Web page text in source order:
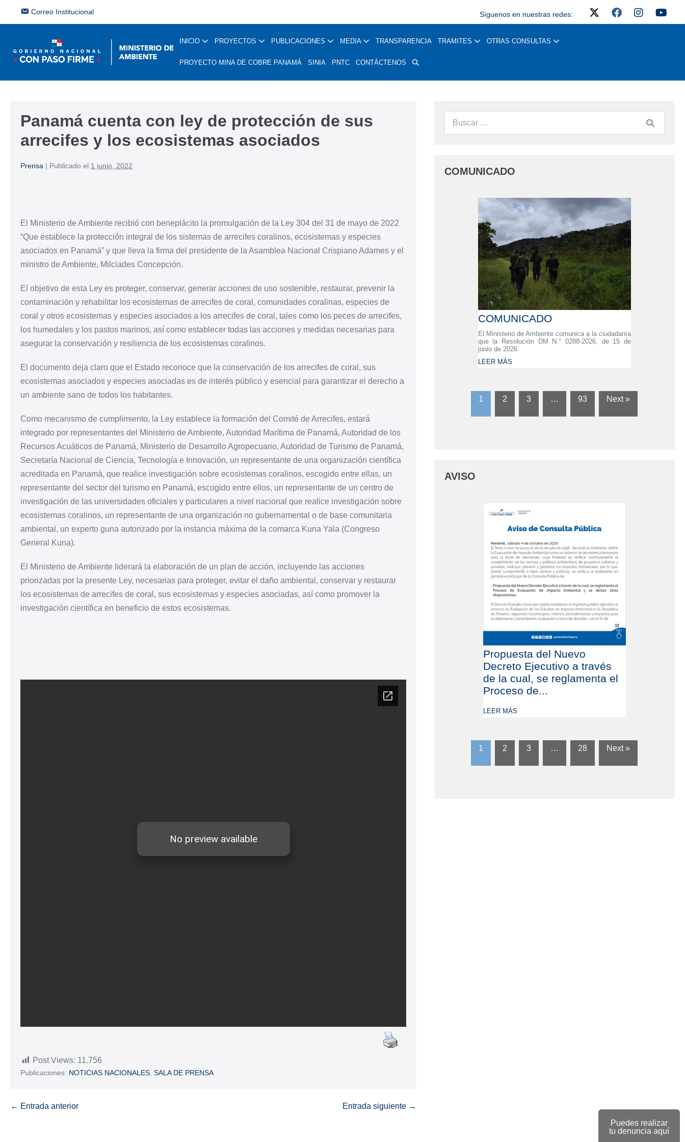
Puedes realizar
tu denuncia aquí
Correo Institucional Síguenos en nuestras redes:
INICIO PROYECTOS PUBLICACIONES MEDIA TRANSPARENCIA TRAMITES OTRAS CONSULTAS
PROYECTO MINA DE COBRE PANAMÁ SINIA PNTC CONTÁCTENOS
Panamá cuenta con ley de protección de sus
arrecifes y los ecosistemas asociados
Prensa | Publicado el 1 junio, 2022
El Ministerio de Ambiente recibió con beneplácito la promulgación de la Ley 304 del 31 de mayo de 2022
“Que establece la protección integral de los sistemas de arrecifes coralinos, ecosistemas y especies
asociados en Panamá” y que lleva la firma del presidente de la Asamblea Nacional Crispiano Adames y el
ministro de Ambiente, Milciades Concepción.
El objetivo de esta Ley es proteger, conservar, generar acciones de uso sostenible, restaurar, prevenir la
contaminación y rehabilitar los ecosistemas de arrecifes de coral, comunidades coralinas, especies de
coral y otros ecosistemas y especies asociados a los arrecifes de coral, tales como los peces de arrecifes,
los humedales y los pastos marinos, así como establecer todas las acciones y medidas necesarias para
asegurar la conservación y resiliencia de los ecosistemas coralinos.
El documento deja claro que el Estado reconoce que la conservación de los arrecifes de coral, sus
ecosistemas asociados y especies asociadas es de interés público y esencial para garantizar el derecho a
un ambiente sano de todos los habitantes.
Como mecanismo de cumplimiento, la Ley establece la formación del Comité de Arrecifes, estará
integrado por representantes del Ministerio de Ambiente, Autoridad Marítima de Panamá, Autoridad de los
Recursos Acuáticos de Panamá, Ministerio de Desarrollo Agropecuario, Autoridad de Turismo de Panamá,
Secretaría Nacional de Ciencia, Tecnología e Innovación, un representante de una organización científica
acreditada en Panamá, que realice investigación sobre ecosistemas coralinos, escogido entre ellas, un
representante del sector del turismo en Panamá, escogido entre ellos, un representante de un centro de
investigación de las universidades oficiales y particulares a nivel nacional que realice investigación sobre
ecosistemas coralinos, un representante de una organización no gubernamental o de base comunitaria
ambiental, un experto guna autorizado por la instancia máxima de la comarca Kuna Yala (Congreso
General Kuna).
El Ministerio de Ambiente liderará la elaboración de un plan de acción, incluyendo las acciones
priorizadas por la presente Ley, necesarias para proteger, evitar el daño ambiental, conservar y restaurar
los ecosistemas de arrecifes de coral, sus ecosistemas y especies asociadas, así como promover la
investigación científica en beneficio de estos ecosistemas.
Post Views: 11.756
Publicaciones: NOTICIAS NACIONALES SALA DE PRENSA
← Entrada anterior Entrada siguiente →
COMUNICADO
COMUNICADO
El Ministerio de Ambiente comunica a la ciudadanía
que la Resolución DM N.° 0288-2026, de 15 de
junio de 2026
LEER MÁS
1 2 3 … 93 Next »
AVISO
Propuesta del Nuevo
Decreto Ejecutivo a través
de la cual, se reglamenta el
Proceso de...
LEER MÁS
1 2 3 … 28 Next »